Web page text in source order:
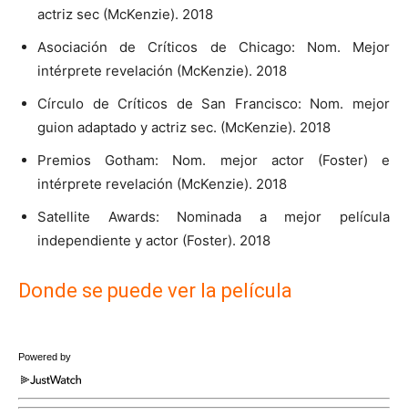
actriz sec (McKenzie). 2018
Asociación de Críticos de Chicago: Nom. Mejor
intérprete revelación (McKenzie). 2018
Círculo de Críticos de San Francisco: Nom. mejor
guion adaptado y actriz sec. (McKenzie). 2018
Premios Gotham: Nom. mejor actor (Foster) e
intérprete revelación (McKenzie). 2018
Satellite Awards: Nominada a mejor película
independiente y actor (Foster). 2018
Donde se puede ver la película
Powered by